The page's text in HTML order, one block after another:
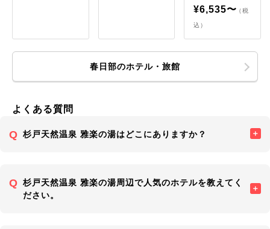
¥6,535〜（税
込）
春日部のホテル・旅館
よくある質問
杉戸天然温泉 雅楽の湯はどこにありますか？
杉戸天然温泉 雅楽の湯周辺で人気のホテルを教えてく
ださい。